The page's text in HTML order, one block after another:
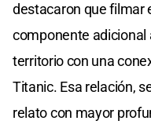
destacaron que filmar
componente adicional
territorio con una
Titanic. Esa relación,
relato con mayor